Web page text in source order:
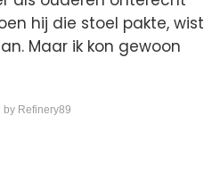
hij die stoel pakte, wist
Maar ik kon gewoon
by Refinery89